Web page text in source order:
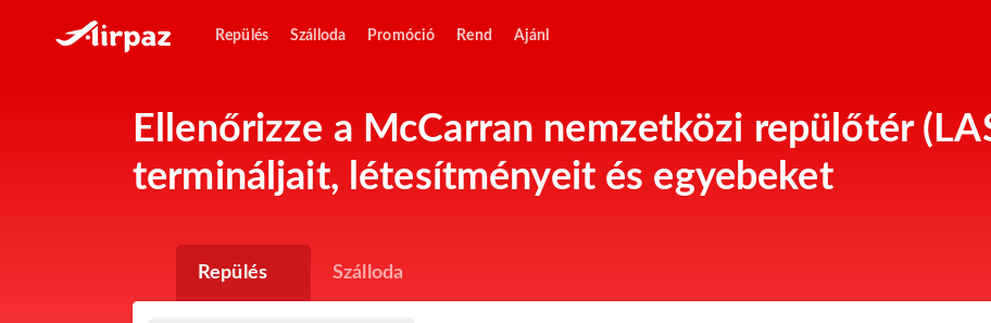
Repülés Szálloda Promóció Rend Ajánl
Ellenőrizze a McCarran nemzetközi repülőtér
termináljait, létesítményeit és egyebeket
Repülés Szálloda